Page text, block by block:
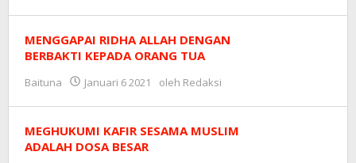
MENGGAPAI RIDHA ALLAH DENGAN
BERBAKTI KEPADA ORANG TUA
Baituna Januari 6 2021 oleh Redaksi
MEGHUKUMI KAFIR SESAMA MUSLIM
ADALAH DOSA BESAR